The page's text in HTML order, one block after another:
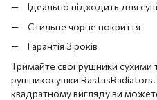
Ідеально підходить для
Стильне чорне покриття
Гарантія 3 років
Тримайте свої рушники
рушникосушки
квадратному вигляду ви